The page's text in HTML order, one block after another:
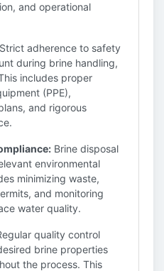
and operational
Strict adherence to safety
during brine handling,
includes proper
(PPE),
and rigorous
Brine disposal
environmental
minimizing waste,
and monitoring
water quality.
quality control
brine properties
the process. This